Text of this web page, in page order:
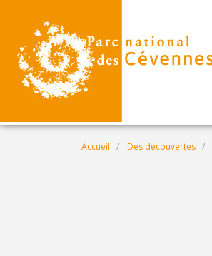
Fil d'Ariane
Accueil Des découvertes